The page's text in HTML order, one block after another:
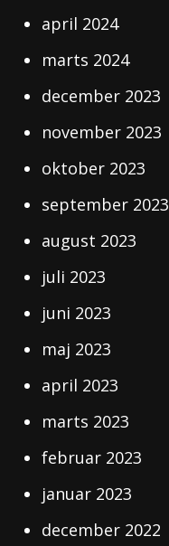
april 2024
marts 2024
december 2023
november 2023
oktober 2023
september 2023
august 2023
juli 2023
juni 2023
maj 2023
april 2023
marts 2023
februar 2023
januar 2023
december 2022